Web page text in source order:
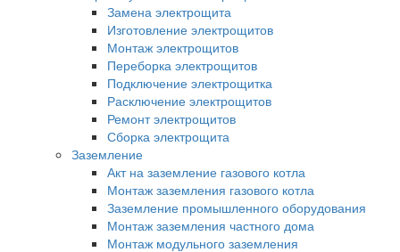
Замена электрощита
Изготовление электрощитов
Монтаж электрощитов
Переборка электрощитов
Подключение электрощитка
Расключение электрощитов
Ремонт электрощитов
Сборка электрощита
Заземление
Акт на заземление газового котла
Монтаж заземления газового котла
Заземление промышленного оборудования
Монтаж заземления частного дома
Монтаж модульного заземления